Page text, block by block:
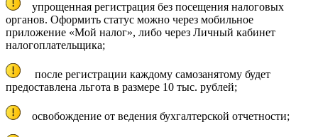
упрощенная регистрация без посещения налоговых
органов. Оформить статус можно через мобильное
приложение «Мой налог», либо через Личный кабинет
налогоплательщика;
после регистрации каждому самозанятому будет
предоставлена льгота в размере 10 тыс. рублей;
освобождение от ведения бухгалтерской отчетности;